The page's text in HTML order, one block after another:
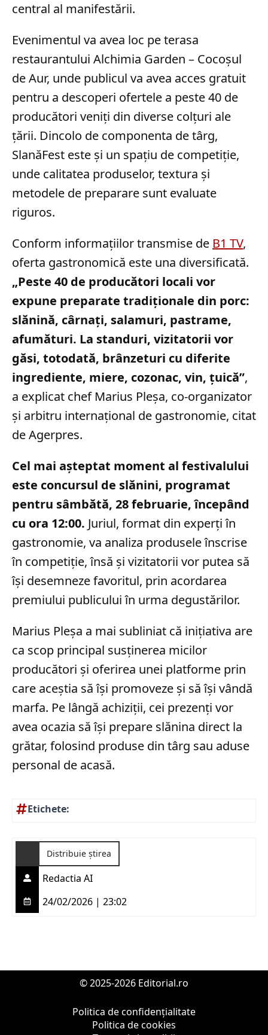
central al manifestării.
Evenimentul va avea loc pe terasa
restaurantului Alchimia Garden – Cocoșul
de Aur, unde publicul va avea acces gratuit
pentru a descoperi ofertele a peste 40 de
producători veniți din diverse colțuri ale
țării. Dincolo de componenta de târg,
SlanăFest este și un spațiu de competiție,
unde calitatea produselor, textura și
metodele de preparare sunt evaluate
riguros.
Conform informațiilor transmise de B1 TV,
oferta gastronomică este una diversificată.
„Peste 40 de producători locali vor
expune preparate tradiţionale din porc:
slănină, cârnaţi, salamuri, pastrame,
afumături. La standuri, vizitatorii vor
găsi, totodată, brânzeturi cu diferite
ingrediente, miere, cozonac, vin, ţuică”,
a explicat chef Marius Pleşa, co-organizator
şi arbitru internaţional de gastronomie, citat
de Agerpres.
Cel mai așteptat moment al festivalului
este concursul de slănini, programat
pentru sâmbătă, 28 februarie, începând
cu ora 12:00. Juriul, format din experți în
gastronomie, va analiza produsele înscrise
în competiție, însă și vizitatorii vor putea să
își desemneze favoritul, prin acordarea
premiului publicului în urma degustărilor.
Marius Pleșa a mai subliniat că inițiativa are
ca scop principal susținerea micilor
producători și oferirea unei platforme prin
care aceștia să își promoveze și să își vândă
marfa. Pe lângă achiziții, cei prezenți vor
avea ocazia să își prepare slănina direct la
grătar, folosind produse din târg sau aduse
personal de acasă.
Etichete:
Distribuie știrea
Redactia AI
24/02/2026 | 23:02
© 2025-2026 Editorial.ro
Politica de confidențialitate
Politica de cookies